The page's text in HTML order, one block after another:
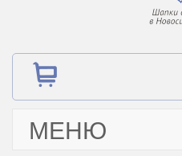
МЕНЮ